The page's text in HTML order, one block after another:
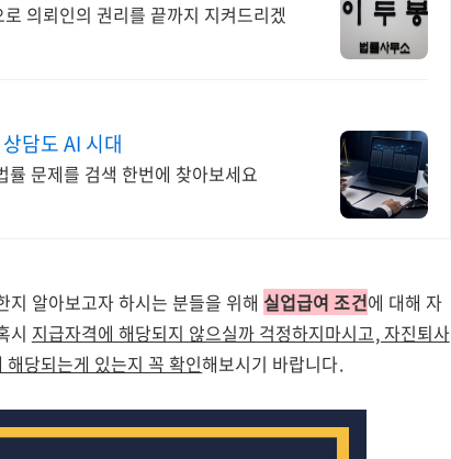
의뢰인의 권리를 끝까지 지켜드리겠
담도 AI 시대
문제를 검색 한번에 찾아보세요
알아보고자 하시는 분들을 위해 실업급여 조건에 대해 자
시 지급자격에 해당되지 않으실까 걱정하지마시고, 자진퇴사
당되는게 있는지 꼭 확인해보시기 바랍니다.